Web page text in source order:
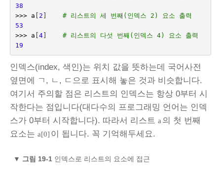
38
>>>
a [ 2 ]
# 리스트의 세 번째(인덱스 2) 요소 출력
53
>>>
a [4]
# 리스트의 다섯 번째(인덱스 4) 요소 출력
19
인덱스(index, 색인)는 위치 값을 뜻하는데 국어사전
옆면에 ㄱ, ㄴ, ㄷ으로 표시해 놓은 것과 비슷합니다.
여기서 주의할 점은 리스트의 인덱스는 항상 0부터 시
작한다는 점입니다(대다수의 프로그래밍 언어는 인덱
스가 0부터 시작합니다). 따라서 리스트 a 의 첫 번째
요소는 a[0] 이 됩니다. 꼭 기억해두세요.
▼ 그림 19-1인덱스로 리스트의 요소에 접근